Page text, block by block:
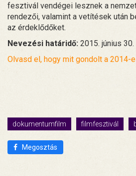
fesztivál vendégei lesznek a
rendezői, valamint a vetítések után
az érdeklődőket.
Nevezési határidő: 2015. június 30.
Olvasd el, hogy mit gondolt a
dokumentumfilm filmfesztivál
Megosztás